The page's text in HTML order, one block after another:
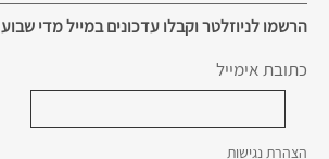
הרשמו לניוזלטר וקבלו עדכונים במייל מדי שבוע
כתובת אימייל
הצהרת נגישות